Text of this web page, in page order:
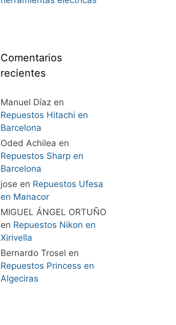
Comentarios
recientes
Manuel Díazen
Repuestos Hitachi en
Barcelona
Oded Achilea en
Repuestos Sharp en
Barcelona
jose en Repuestos Ufesa
en Manacor
MIGUEL ÁNGEL ORTUÑO
en Repuestos Nikon en
Xirivella
Bernardo Trosel en
Repuestos Princess en
Algeciras